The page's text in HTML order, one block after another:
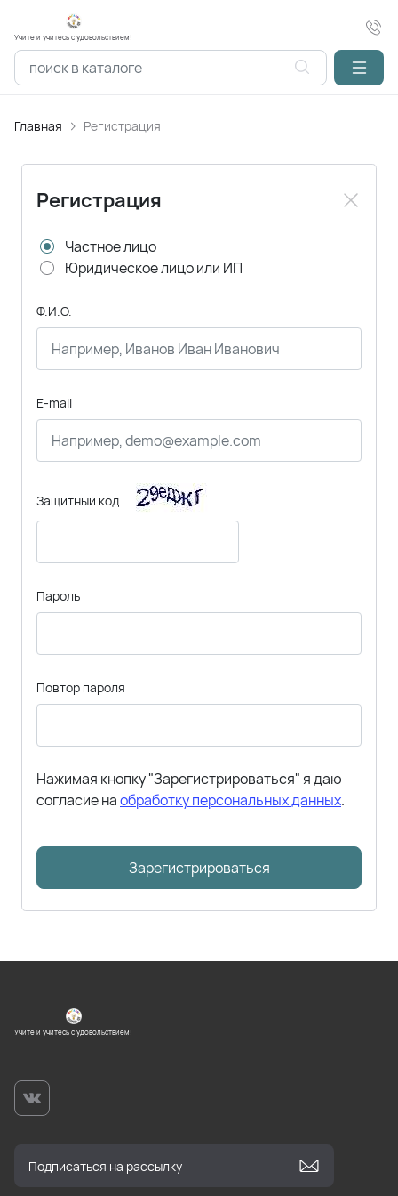
Учите и учитесь с удовольствием!
Главная Регистрация
Регистрация
Частное лицо
Юридическое лицо или ИП
Ф.И.О.
E-mail
Защитный код
Пароль
Повтор пароля
Нажимая кнопку "Зарегистрироваться" я даю
согласие наобработку персональных данных.
Зарегистрироваться
Учите и учитесь с удовольствием!